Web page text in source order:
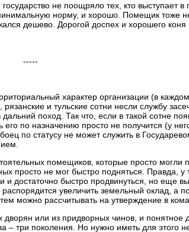
не поощряло тех, кто выступает
норму, и хорошо. Помещик тоже не
дешево. Дорогой доспех и хорошего
-----
характер организации (в
и тульские сотни несли службу
поход. Так что, если в такой сотне
по назначению просто не получится (у
по статусу не может служить в
помещиков, которые просто могли
просто не мог быстро подняться. Правда, у
и достаточно быстро продвинуться, но еще
увеличить земельный оклад, а
можно рассчитывать на утверждение в
или из придворных чинов, и понятное
– три поколения. Но нужно иметь для этого